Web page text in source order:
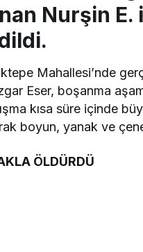
Nurşin
Mahallesi’nde
Eser, boşanma
kısa süre içinde
boyun, yanak ve
ÖLDÜRDÜ